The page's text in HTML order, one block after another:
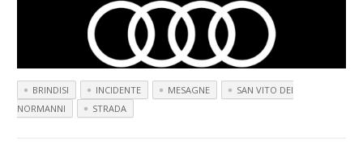
BRINDISI INCIDENTE MESAGNE
SAN VITO DEI
NORMANNI
STRADA